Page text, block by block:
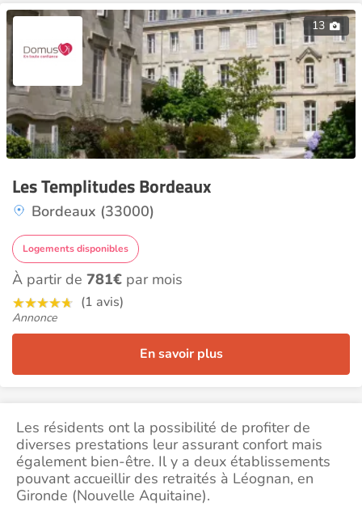
13
Les Templitudes Bordeaux
Bordeaux (33000)
Logements disponibles
À partir de 781€ par mois
(1 avis)
Annonce
En savoir plus
Les résidents ont la possibilité de profiter de
diverses prestations leur assurant confort mais
également bien-être. Il y a deux établissements
pouvant accueillir des retraités à Léognan, en
Gironde (Nouvelle Aquitaine).